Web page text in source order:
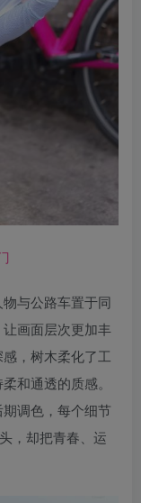
与公路车置于同
画面层次更加丰
，树木柔化了工
和通透的质感。
调色，每个细节
，却把青春、运